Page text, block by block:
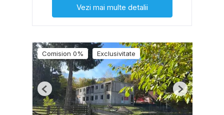
Vezi mai multe detalii
Comision 0% Exclusivitate
Previous Next